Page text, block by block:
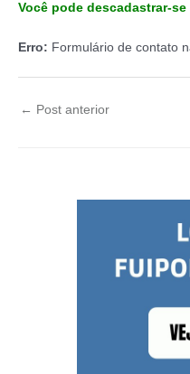
Você pode descadastrar-
Erro: Formulário de contato
← Post anterior